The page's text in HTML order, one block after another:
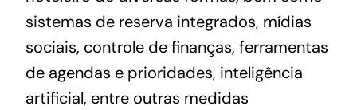
sistemas de reserva integrados, mídias
sociais, controle de finanças, ferramentas
de agendas e prioridades, inteligência
artificial, entre outras medidas